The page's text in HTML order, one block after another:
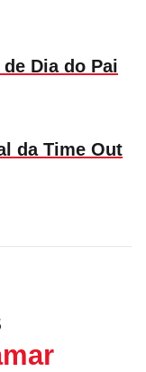
Dia do Pai
da Time Out